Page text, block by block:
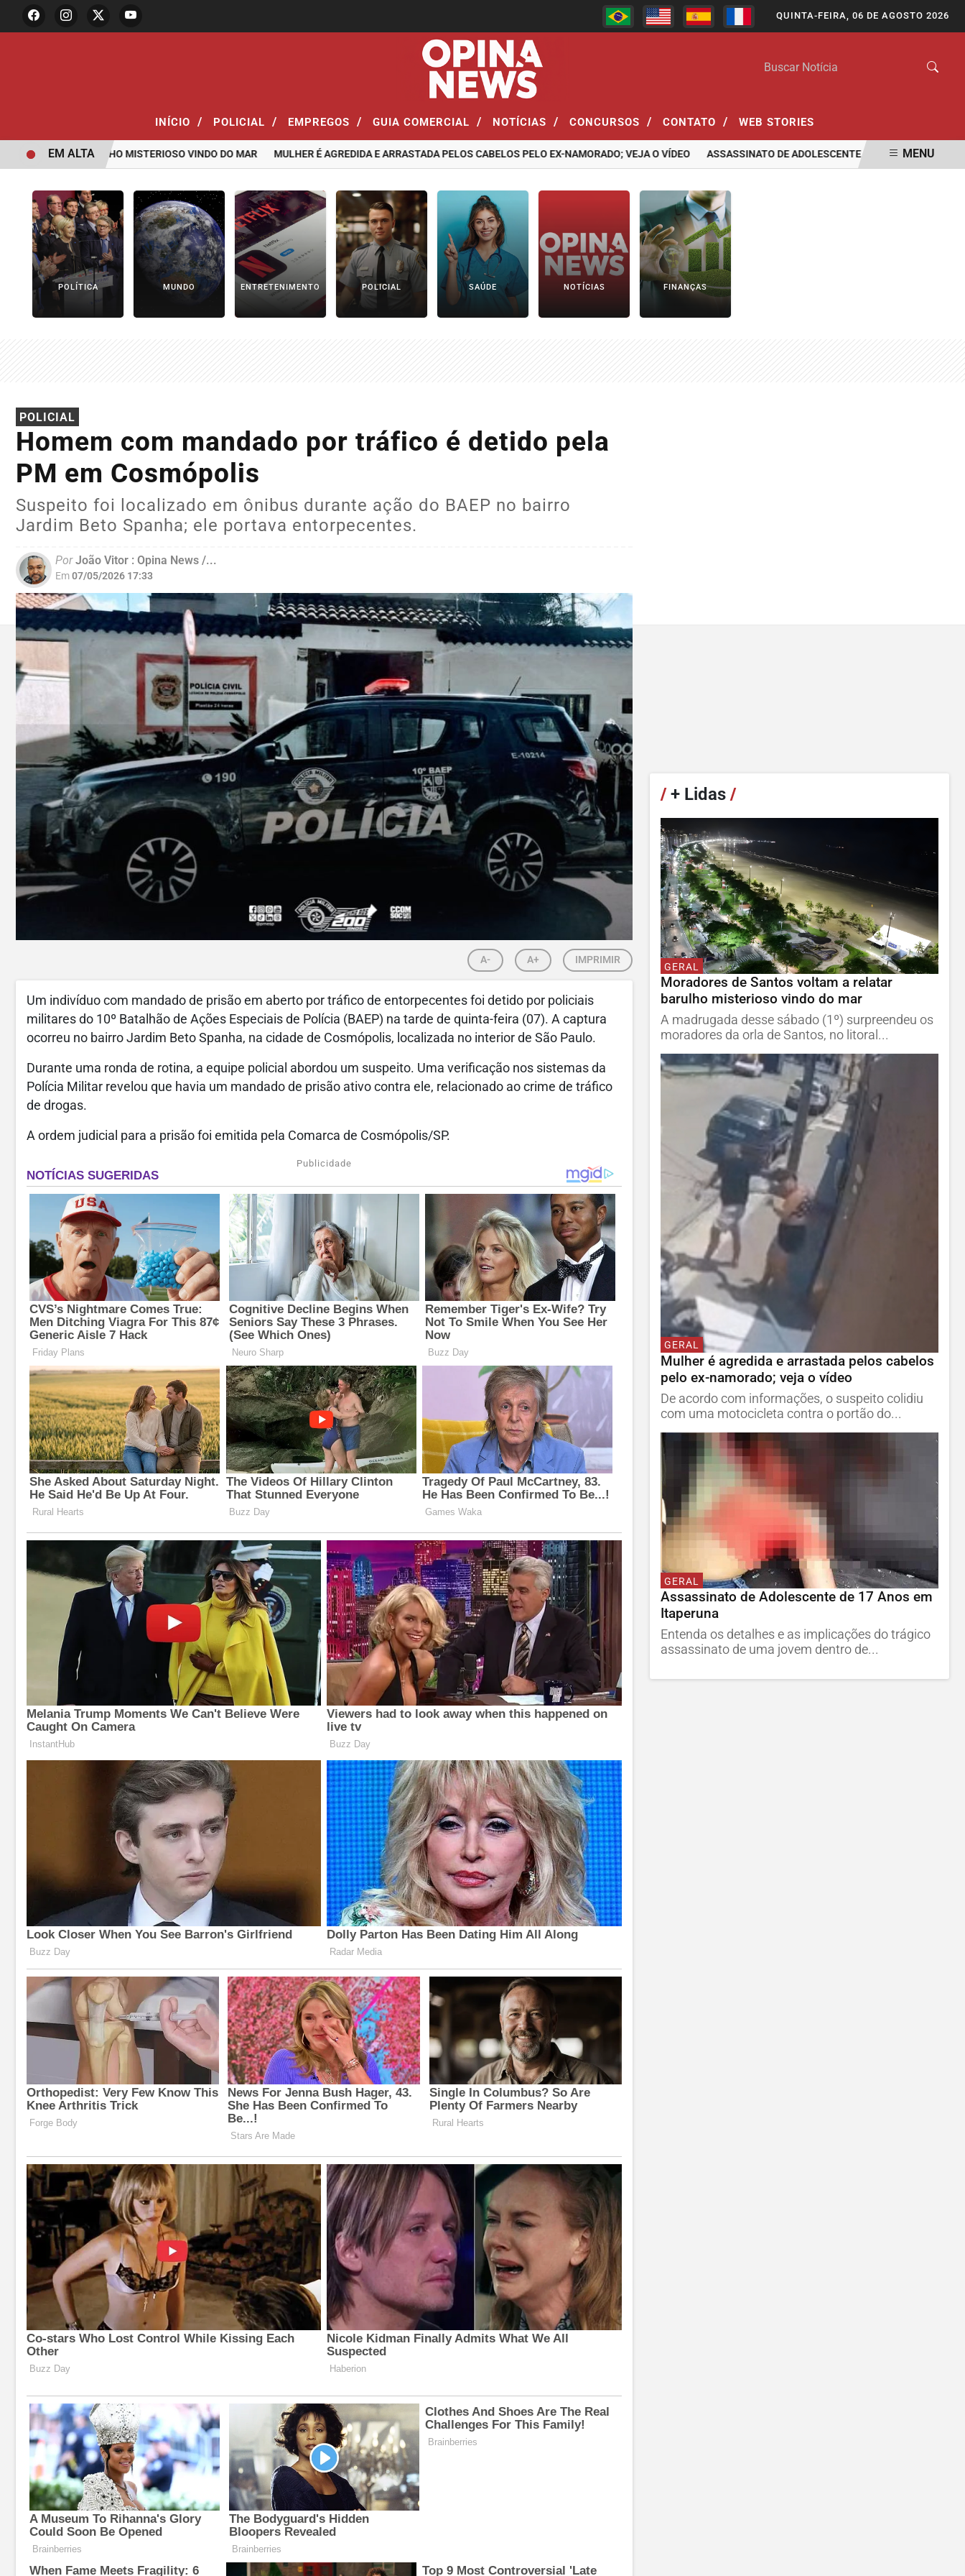
QUINTA-FEIRA, 06 DE AGOSTO 2026
INÍCIO / POLICIAL / EMPREGOS / GUIA COMERCIAL / NOTÍCIAS / CONCURSOS / CONTATO / WEB STORIES
BARULHO MISTERIOSO VINDO DO MAR MULHER É AGREDIDA E ARRASTADA PELOS CABELOS PELO EX-NAMORADO; VEJA O VÍDEO ASSASSINATO DE ADOLESCENTE DE 17 ANOS EM ITAPERUNA
EM ALTA MENU
POLÍTICA MUNDO ENTRETENIMENTO POLICIAL SAÚDE NOTÍCIAS FINANÇAS
POLICIAL
Homem com mandado por tráfico é detido pela
PM em Cosmópolis
Suspeito foi localizado em ônibus durante ação do BAEP no bairro
Jardim Beto Spanha; ele portava entorpecentes.
PorJoão Vitor : Opina News /...
Em07/05/2026 17:33
A- A+ IMPRIMIR
Um indivíduo com mandado de prisão em aberto por tráfico de entorpecentes foi detido por policiais
militares do 10º Batalhão de Ações Especiais de Polícia (BAEP) na tarde de quinta-feira (07). A captura
ocorreu no bairro Jardim Beto Spanha, na cidade de Cosmópolis, localizada no interior de São Paulo.
Durante uma ronda de rotina, a equipe policial abordou um suspeito. Uma verificação nos sistemas da
Polícia Militar revelou que havia um mandado de prisão ativo contra ele, relacionado ao crime de tráfico
de drogas.
A ordem judicial para a prisão foi emitida pela Comarca de Cosmópolis/SP.
Publicidade
/+ Lidas /
GERAL
Moradores de Santos voltam a relatar
barulho misterioso vindo do mar
A madrugada desse sábado (1º) surpreendeu os
moradores da orla de Santos, no litoral...
GERAL
Mulher é agredida e arrastada pelos cabelos
pelo ex-namorado; veja o vídeo
De acordo com informações, o suspeito colidiu
com uma motocicleta contra o portão do...
GERAL
Assassinato de Adolescente de 17 Anos em
Itaperuna
Entenda os detalhes e as implicações do trágico
assassinato de uma jovem dentro de...